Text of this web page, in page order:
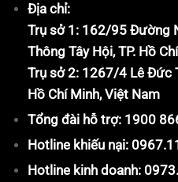
Địa chỉ:
Trụ sở 1: 162/95 Đường
Thông Tây Hội, TP. Hồ
Trụ sở 2: 1267/4 Lê Đức
Hồ Chí Minh, Việt Nam
Tổng đài hỗ trợ: 1900
Hotline khiếu nại:
Hotline kinh doanh: